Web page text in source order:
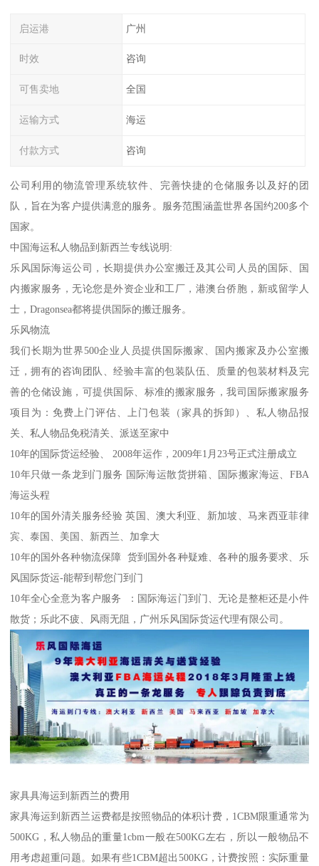
启运港 广州
时效 咨询
可售卖地 全国
运输方式 海运
付款方式 咨询
公司利用的物流管理系统软件、完善快捷的仓储服务以及好的团
队，旨在为客户提供满意的服务。服务范围涵盖世界各国约200多个
国家。
中国海运私人物品到新西兰专线说明:
乐风国际海运公司，长期提供办公室搬迁及其公司人员的国际、国
内搬家服务，无论您是外资企业和工厂，港澳台侨胞，新或留学人
士，Dragonsea都将提供国际的搬迁服务。
乐风物流
我们长期为世界500企业人员提供国际搬家、国内搬家及办公室搬
迁，拥有的咨询团队、经验丰富的包装队伍、质量的包装材料及完
善的仓储设施，可提供国际、标准的搬家服务，我司国际搬家服务
项目为：免费上门评估、上门包装（家具的拆卸）、私人物品报
关、私人物品免税清关、派送至家中
10年的国际货运经验、 2008年运作，2009年1月23号正式注册成立
10年只做一条龙到门服务 国际海运散货拼箱、国际搬家海运、FBA
海运头程
10年的国外清关服务经验 英国、澳大利亚、新加坡、马来西亚菲律
宾、泰国、美国、新西兰、加拿大
10年的国外各种物流保障 货到国外各种疑难、各种的服务要求、乐
风国际货运-能帮到帮您门到门
10年全心全意为客户服务 ：国际海运门到门、无论是整柜还是小件
散货；乐此不疲、风雨无阻，广州乐风国际货运代理有限公司。
家具具海运到新西兰的费用
家具海运到新西兰运费都是按照物品的体积计费，1CBM限重通常为
500KG，私人物品的重量1cbm一般在500KG左右，所以一般物品不
用考虑超重问题。如果有些1CBM超出500KG，计费按照：实际重量